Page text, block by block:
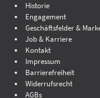
Historie
Engagement
Geschäftsfelder &
Job & Karriere
Kontakt
Impressum
Barrierefreiheit
Widerrufsrecht
AGBs